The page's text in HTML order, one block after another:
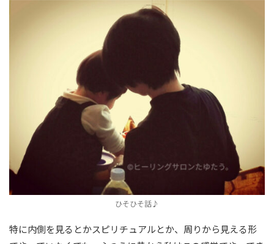
ひそひそ話♪
特に内側を見るとかスピリチュアルとか、周りから見える形